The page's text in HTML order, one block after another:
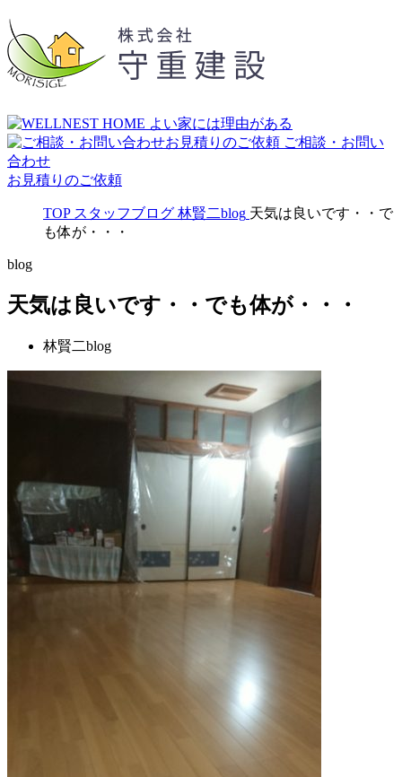
ご相談・お問い
合わせ
お見積りのご依頼
TOP スタッフブログ 林賢二blog 天気は良いです・・で
も体が・・・
blog
天気は良いです・・でも体が・・・
林賢二blog